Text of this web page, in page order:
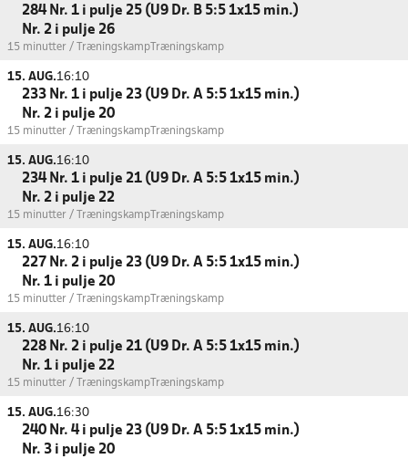
284 Nr. 1 i pulje 25 (U9 Dr. B 5:5 1x15 min.)
Nr. 2 i pulje 26
15 minutter / Træningskamp Træningskamp
15. AUG.16:10
233 Nr. 1 i pulje 23 (U9 Dr. A 5:5 1x15 min.)
Nr. 2 i pulje 20
15 minutter / Træningskamp Træningskamp
15. AUG.16:10
234 Nr. 1 i pulje 21 (U9 Dr. A 5:5 1x15 min.)
Nr. 2 i pulje 22
15 minutter / Træningskamp Træningskamp
15. AUG.16:10
227 Nr. 2 i pulje 23 (U9 Dr. A 5:5 1x15 min.)
Nr. 1 i pulje 20
15 minutter / Træningskamp Træningskamp
15. AUG.16:10
228 Nr. 2 i pulje 21 (U9 Dr. A 5:5 1x15 min.)
Nr. 1 i pulje 22
15 minutter / Træningskamp Træningskamp
15. AUG.16:30
240 Nr. 4 i pulje 23 (U9 Dr. A 5:5 1x15 min.)
Nr. 3 i pulje 20